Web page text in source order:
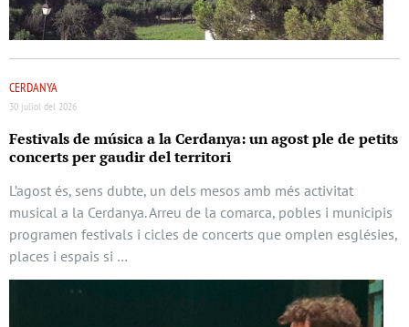
CERDANYA
30 juliol del 2026
Festivals de música a la Cerdanya: un agost ple de petits
concerts per gaudir del territori
L’agost és, sens dubte, un dels mesos amb més activitat
musical a la Cerdanya. Arreu de la comarca, pobles i municipis
programen festivals i cicles de concerts que omplen esglésies,
places i espais si …